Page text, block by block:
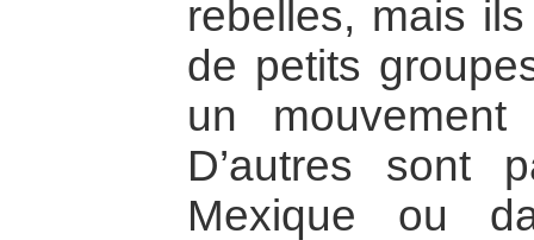
rebelles, mais
de petits
un mouvement
D’autres sont
Mexique ou